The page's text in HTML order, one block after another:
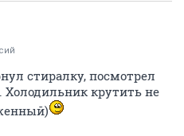
стиралку, посмотрел
Холодильник крутить не